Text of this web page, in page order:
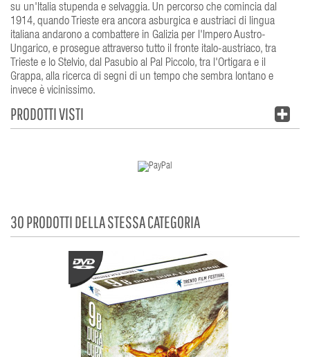
su un'Italia stupenda e selvaggia. Un percorso che comincia dal
1914, quando Trieste era ancora asburgica e austriaci di lingua
italiana andarono a combattere in Galizia per l'Impero Austro-
Ungarico, e prosegue attraverso tutto il fronte italo-austriaco, tra
Trieste e lo Stelvio, dal Pasubio al Pal Piccolo, tra l'Ortigara e il
Grappa, alla ricerca di segni di un tempo che sembra lontano e
invece è vicinissimo.
PRODOTTI VISTI
30 PRODOTTI DELLA STESSA CATEGORIA